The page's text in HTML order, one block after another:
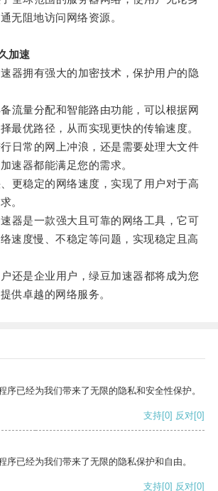
无阻地访问网络资源。
加速
拥有强大的加密技术，保护用户的隐
量分配和智能路由功能，可以根据网
最优路径，从而实现更快的传输速度。
常的网上冲浪，还是需要处理大文件
速器都能满足您的需求。
稳定的网络速度，实现了用户对于高
。
是一款强大且可靠的网络工具，它可
速度慢、不稳定等问题，实现稳定且高
是企业用户，绿豆加速器都将成为您
供卓越的网络服务。
序已经为我们带来了无限的隐私和安全性保护。
支持[0] 反对[0]
序已经为我们带来了无限的隐私保护和自由。
支持[0] 反对[0]